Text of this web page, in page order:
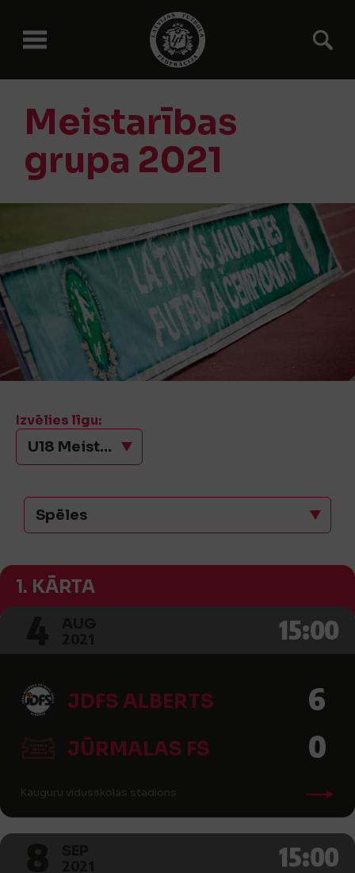
Meistarības
grupa 2021
Izvēlies līgu:
U18 Meistarības grupas Rietumi
Spēles
1. KĀRTA
15:00
JDFS ALBERTS 6
JŪRMALAS FS 0
Kauguru vidusskolas stadions
15:00